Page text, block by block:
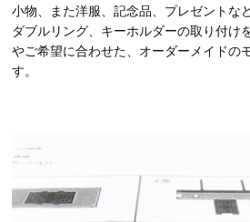
小物、また洋服、記念品、プレゼントな
ダブルリング、キーホルダーの取り付け
やご希望に合わせた、オーダーメイドの
す。